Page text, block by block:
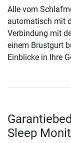
Alle vom
automatisch mit
Verbindung mit
einem Brustgurt
Einblicke in Ihre
Sleep